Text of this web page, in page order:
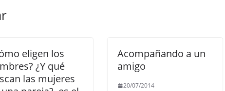
eligen los
¿Y qué
las mujeres
Acompañando a un
amigo
20/07/2014